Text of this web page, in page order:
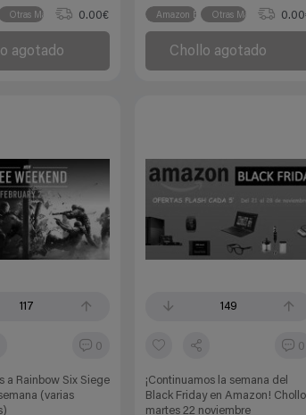
Otras Marcas 0.00€
agotado
Amazon EspañaOtras Marcas
Chollo agotado
117
0
a Rainbow Six Siege
(varias
149
0
¡Continuamos la semana del
Black Friday en Amazon!
martes 22 noviembre